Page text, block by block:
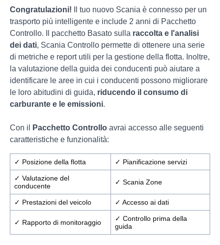
Congratulazioni!
Il tuo nuovo Scania è connesso per un
trasporto più intelligente e include 2 anni di Pacchetto
Controllo. Il pacchetto Basato sulla raccolta e l'analisi
dei dati, Scania Controllo permette di ottenere una serie
di metriche e report utili per la gestione della flotta. Inoltre,
la valutazione della guida dei conducenti può aiutare a
identificare le aree in cui i conducenti possono migliorare
le loro abitudini di guida, riducendo il consumo di
carburante e le emissioni.
Con il Pacchetto Controllo avrai accesso alle seguenti
caratteristiche e funzionalità:
✓ Posizione della flotta ✓ Pianificazione servizi
✓ Valutazione del
conducente
✓ Scania Zone
✓ Prestazioni del veicolo ✓ Accesso ai dati
✓ Rapporto di monitoraggio
✓ Controllo prima della
guida